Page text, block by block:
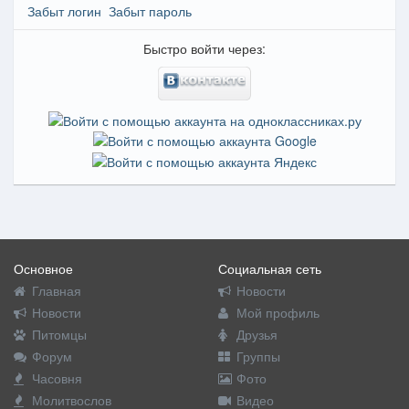
Забыт логин Забыт пароль
Быстро войти через:
Основное
Главная
Новости
Питомцы
Форум
Часовня
Молитвослов
Социальная сеть
Новости
Мой профиль
Друзья
Группы
Фото
Видео